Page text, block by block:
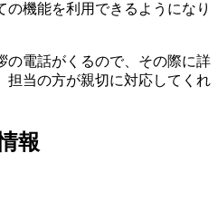
の機能を利用できるようになり
の電話がくるので、その際に詳
担当の方が親切に対応してくれ
報